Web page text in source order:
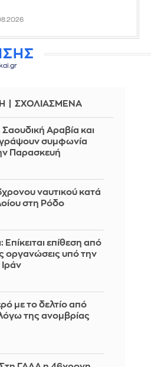
ΣΧΟΛΙΑΣΜΕΝΑ
Σαουδική Αραβία και
συμφωνία
Παρασκευή
ναυτικού κατά
στη Ρόδο
επίθεση από
οργανώσεις υπό την
με το δελτίο από
της ανομβρίας